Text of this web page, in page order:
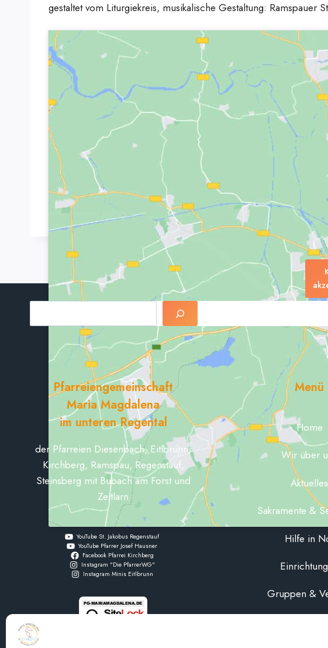
gestaltet vom Liturgiekreis, musikalische Gestaltung: Ramspauer
Pfarreiengemeinschaft
Maria Magdalena
im unteren Regental
der Pfarreien Diesenbach, Eitlbrunn,
Kirchberg, Ramspau, Regenstauf,
Steinsberg mit Bubach am Forst und
Zeitlarn
YouTube St. Jakobus Regenstauf
YouTube Pfarrer Josef Hausner
Facebook Pfarrei Kirchberg
Instagram "Die PfarrerWG"
Instagram Minis Eitlbrunn
Menü
Home
Wir über
Aktuelles
Sakramente &
Hilfe in
Gruppen &